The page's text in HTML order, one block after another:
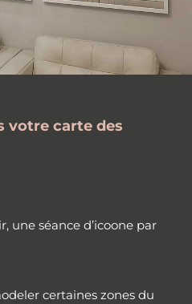
votre carte des
une séance d’icoone par
certaines zones du